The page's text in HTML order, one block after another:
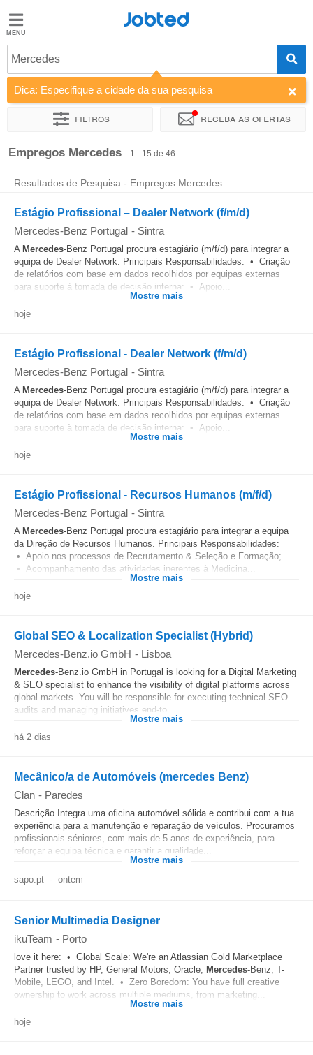
Jobted
Empregos
Salários
Jobted
Mercedes
Dica: Especifique a cidade da sua pesquisa
Filtros Receba as ofertas
Ordenar por Empresa Agência de emprego
Empregos Mercedes 1 - 15 de 46
Resultados de Pesquisa - Empregos Mercedes
Estágio Profissional – Dealer Network (f/m/d)
Mercedes-Benz Portugal - Sintra
A Mercedes-Benz Portugal procura estagiário (m/f/d) para integrar a
equipa de Dealer Network. Principais Responsabilidades: • Criação
de relatórios com base em dados recolhidos por equipas externas
para suporte à tomada de decisão interna; • Apoio...
Mostre mais
hoje
Estágio Profissional - Dealer Network (f/m/d)
Mercedes-Benz Portugal - Sintra
A Mercedes-Benz Portugal procura estagiário (m/f/d) para integrar a
equipa de Dealer Network. Principais Responsabilidades: • Criação
de relatórios com base em dados recolhidos por equipas externas
para suporte à tomada de decisão interna; • Apoio...
Mostre mais
hoje
Estágio Profissional - Recursos Humanos (m/f/d)
Mercedes-Benz Portugal - Sintra
A Mercedes-Benz Portugal procura estagiário para integrar a equipa
da Direção de Recursos Humanos. Principais Responsabilidades:
• Apoio nos processos de Recrutamento & Seleção e Formação;
• Acompanhamento das atividades inerentes à Medicina...
Mostre mais
hoje
Global SEO & Localization Specialist (Hybrid)
Mercedes-Benz.io GmbH - Lisboa
Mercedes-Benz.io GmbH in Portugal is looking for a Digital Marketing
& SEO specialist to enhance the visibility of digital platforms across
global markets. You will be responsible for executing technical SEO
audits and managing initiatives end-to...
Mostre mais
há 2 dias
Mecânico/a de Automóveis (mercedes Benz)
Clan - Paredes
Descrição Integra uma oficina automóvel sólida e contribui com a tua
experiência para a manutenção e reparação de veículos. Procuramos
profissionais séniores, com mais de 5 anos de experiência, para
reforçar a equipa técnica e garantir a qualidade...
Mostre mais
sapo.pt - ontem
Senior Multimedia Designer
ikuTeam - Porto
love it here: • Global Scale: We're an Atlassian Gold Marketplace
Partner trusted by HP, General Motors, Oracle, Mercedes-Benz, T-
Mobile, LEGO, and Intel. • Zero Boredom: You have full creative
ownership to work across multiple mediums, from marketing...
Mostre mais
hoje